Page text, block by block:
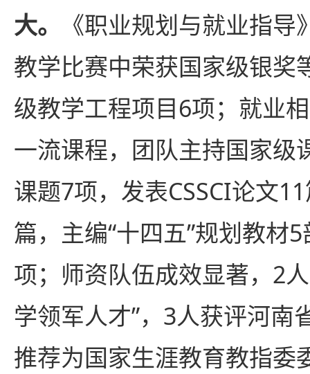
大。
《职业规划与就业指
教学比赛中荣获国家级银奖
级教学工程项目6项；就业
一流课程，团队主持国家级
课题7项，发表CSSCI论文
篇，主编“十四五”规划教材
项；师资队伍成效显著，2
学领军人才”，3人获评河南
推荐为国家生涯教育教指委